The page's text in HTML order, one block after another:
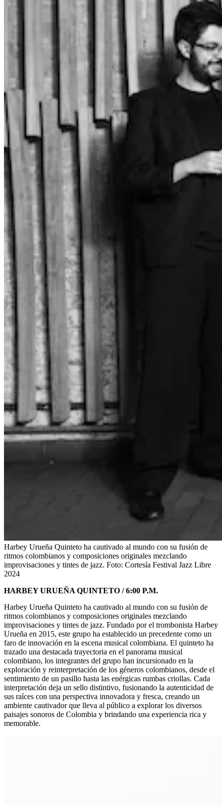
Harbey Urueña Quinteto ha cautivado al mundo con su fusión de
ritmos colombianos y composiciones originales mezclando
improvisaciones y tintes de jazz. Foto: Cortesía Festival Jazz Libre
2024
HARBEY URUEÑA QUINTETO / 6:00 P.M.
Harbey Urueña Quinteto ha cautivado al mundo con su fusión de
ritmos colombianos y composiciones originales mezclando
improvisaciones y tintes de jazz. Fundado por el trombonista Harbey
Urueña en 2015, este grupo ha establecido un precedente como un
faro de innovación en la escena musical colombiana. El quinteto ha
trazado una destacada trayectoria en el panorama musical
colombiano, los integrantes del grupo han incursionado en la
exploración y reinterpretación de los géneros colombianos, desde el
sentimiento de un pasillo hasta las enérgicas rumbas criollas. Cada
interpretación deja un sello distintivo, fusionando la autenticidad de
sus raíces con una perspectiva innovadora y fresca, creando un
ambiente cautivador que lleva al público a explorar los diversos
paisajes sonoros de Colombia y brindando una experiencia rica y
memorable.